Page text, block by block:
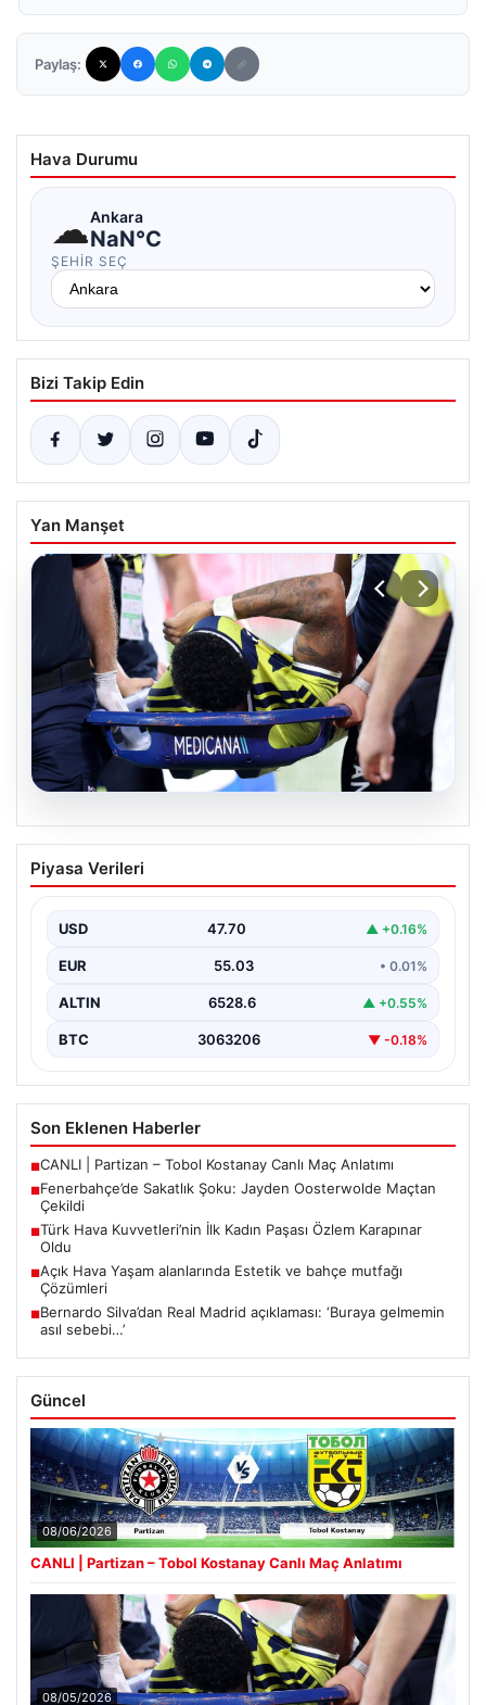
Paylaş:
Hava Durumu
☁Ankara
NaN°C
ŞEHIR SEÇ
Bizi Takip Edin
Yan Manşet
05.08.2026
Fenerbahçe’de Sakatlık Şoku: Jayden
Oosterwolde Maçtan Çekildi
Oosterwolde, UEFA Avrupa Ligi'nde Sturm Graz ile
karşılaştıkları zorlu mücadelede…
Piyasa Verileri
USD 47.70 ▲ +0.16%
EUR 55.03 • 0.01%
ALTIN 6528.6 ▲ +0.55%
BTC 3063206 ▼ -0.18%
Son Eklenen Haberler
■CANLI | Partizan – Tobol Kostanay Canlı Maç Anlatımı
■Fenerbahçe’de Sakatlık Şoku: Jayden Oosterwolde Maçtan
Çekildi
■Türk Hava Kuvvetleri’nin İlk Kadın Paşası Özlem Karapınar
Oldu
■Açık Hava Yaşam alanlarında Estetik ve bahçe mutfağı
Çözümleri
■Bernardo Silva’dan Real Madrid açıklaması: ‘Buraya gelmemin
asıl sebebi…’
Güncel
08/06/2026
CANLI | Partizan – Tobol Kostanay Canlı Maç Anlatımı
08/05/2026